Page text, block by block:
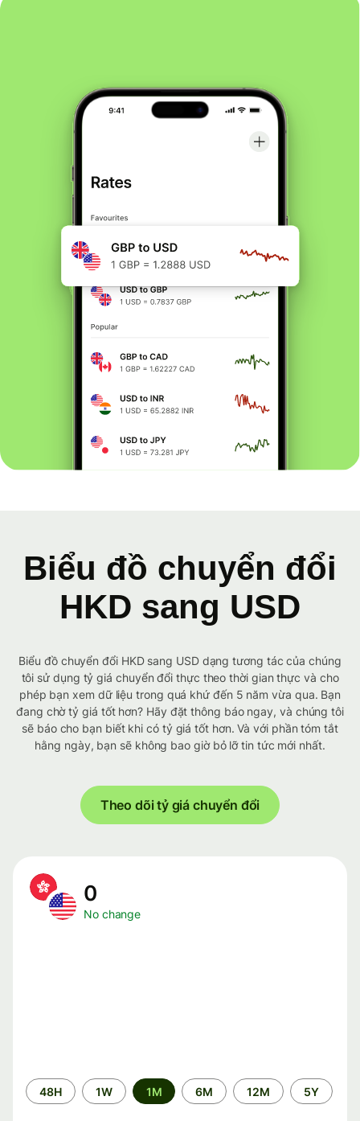
Biểu đồ chuyển đổi
HKD sang USD
Biểu đồ chuyển đổi HKD sang USD dạng tương tác của chúng
tôi sử dụng tỷ giá chuyển đổi thực theo thời gian thực và cho
phép bạn xem dữ liệu trong quá khứ đến 5 năm vừa qua. Bạn
đang chờ tỷ giá tốt hơn? Hãy đặt thông báo ngay, và chúng tôi
sẽ báo cho bạn biết khi có tỷ giá tốt hơn. Và với phần tóm tắt
hằng ngày, bạn sẽ không bao giờ bỏ lỡ tin tức mới nhất.
Theo dõi tỷ giá chuyển đổi
0
No change
Time
period
48H 1W 1M 6M 12M 5Y